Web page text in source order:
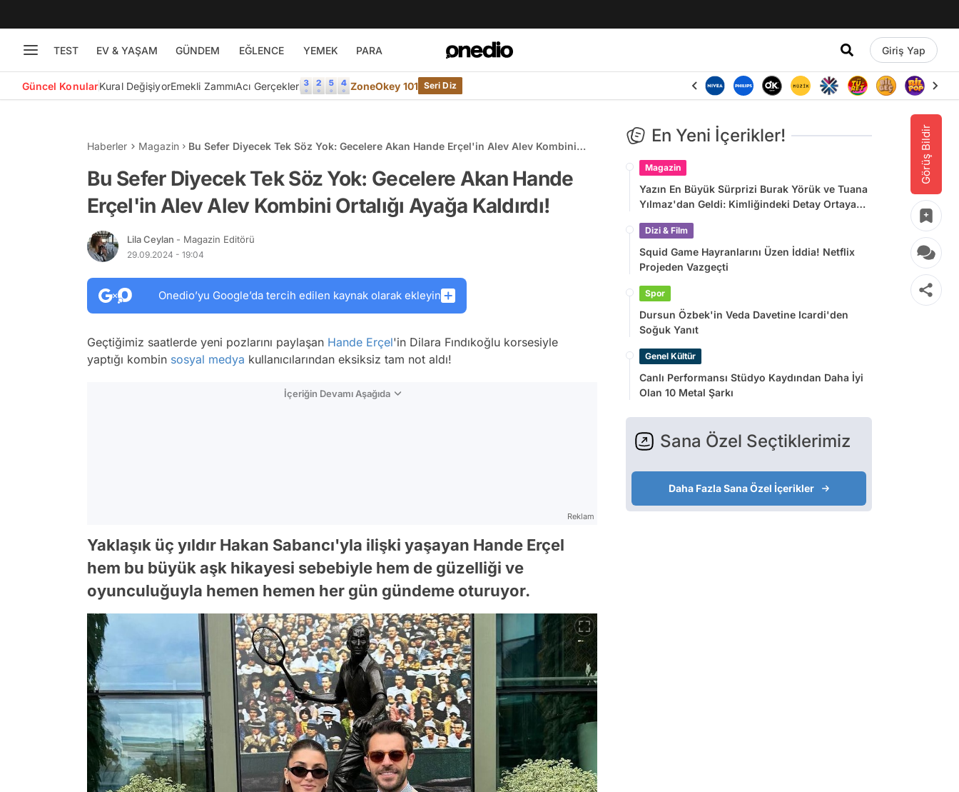
TEST EV & YAŞAM GÜNDEM EĞLENCE YEMEK PARA Giriş Yap
Güncel KonularKural DeğişiyorEmekli ZammıAcı Gerçekler ZoneOkey 101 Seri Diz
Görüş Bildir
Haberler Magazin
Bu Sefer Diyecek Tek Söz Yok: Gecelere Akan Hande Erçel'in Alev Alev Kombini
Bu Sefer Diyecek Tek Söz Yok: Gecelere Akan Hande
Erçel'in Alev Alev Kombini Ortalığı Ayağa Kaldırdı!
Lila Ceylan - Magazin Editörü
29.09.2024 - 19:04
Onedio’yu Google’da tercih edilen kaynak olarak ekleyin
Geçtiğimiz saatlerde yeni pozlarını paylaşan Hande Erçel'in Dilara Fındıkoğlu korsesiyle
yaptığı kombin sosyal medya kullanıcılarından eksiksiz tam not aldı!
İçeriğin Devamı Aşağıda
Reklam
Yaklaşık üç yıldır Hakan Sabancı'yla ilişki yaşayan Hande Erçel
hem bu büyük aşk hikayesi sebebiyle hem de güzelliği ve
oyunculuğuyla hemen hemen her gün gündeme oturuyor.
En Yeni İçerikler!
Magazin
Yazın En Büyük Sürprizi Burak Yörük ve Tuana
Yılmaz'dan Geldi: Kimliğindeki Detay Ortaya
Dizi & Film
Squid Game Hayranlarını Üzen İddia! Netflix
Projeden Vazgeçti
Spor
Dursun Özbek'in Veda Davetine Icardi'den
Soğuk Yanıt
Genel Kültür
Canlı Performansı Stüdyo Kaydından Daha İyi
Olan 10 Metal Şarkı
Sana Özel Seçtiklerimiz
Daha Fazla Sana Özel İçerikler